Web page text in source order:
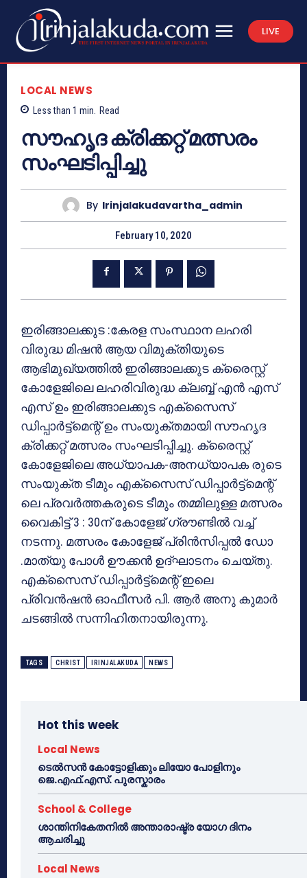
LIVE
LOCAL NEWS
Less than 1 min. Read
സൗഹൃദ ക്രിക്കറ്റ് മത്സരം
സംഘടിപ്പിച്ചു
By Irinjalakudavartha_admin
February 10, 2020
ഇരിങ്ങാലക്കുട :കേരള സംസ്ഥാന ലഹരി
വിരുദ്ധ മിഷന്‍ ആയ വിമുക്തിയുടെ
ആഭിമുഖ്യത്തില്‍ ഇരിങ്ങാലക്കുട ക്രൈസ്റ്റ്
കോളേജിലെ ലഹരിവിരുദ്ധ ക്ലബ്ബ് എന്‍ എസ്
എസ് ഉം ഇരിങ്ങാലക്കുട എക്‌സൈസ്
ഡിപ്പാര്‍ട്ട്‌മെന്റ് ഉം സംയുക്തമായി സൗഹൃദ
ക്രിക്കറ്റ് മത്സരം സംഘടിപ്പിച്ചു. ക്രൈസ്റ്റ്
കോളേജിലെ അധ്യാപക-അനധ്യാപക രുടെ
സംയുക്ത ടീമും എക്‌സൈസ് ഡിപ്പാര്‍ട്ട്‌മെന്റ്
ലെ പ്രവര്‍ത്തകരുടെ ടീമും തമ്മിലുള്ള മത്സരം
വൈകിട്ട് 3 : 30ന് കോളേജ് ഗ്രൗണ്ടില്‍ വച്ച്
നടന്നു. മത്സരം കോളേജ് പ്രിന്‍സിപ്പല്‍ ഡോ
.മാത്യു പോള്‍ ഊക്കന്‍ ഉദ്ഘാടനം ചെയ്തു.
എക്‌സൈസ് ഡിപ്പാര്‍ട്ട്‌മെന്റ് ഇലെ
പ്രിവന്‍ഷന്‍ ഓഫീസര്‍ പി. ആര്‍ അനു കുമാര്‍
ചടങ്ങില്‍ സന്നിഹിതനായിരുന്നു.
TAGS CHRIST IRINJALAKUDA NEWS
Hot this week
Local News
ടെൽസൻ കോട്ടോളിക്കും ലിയോ പോളിനും
ജെ.എഫ്.എസ്. പുരസ്കാരം
School & College
ശാന്തിനികേതനിൽ അന്താരാഷ്ട്ര യോഗ ദിനം
ആചരിച്ചു
Local News